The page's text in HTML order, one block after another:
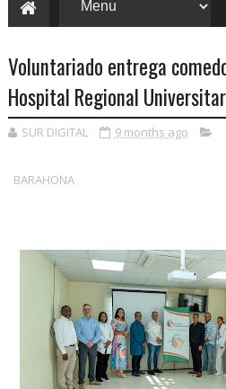
Voluntariado entrega
Hospital Regional
SUR DIGITAL 9 months ago
BARAHONA